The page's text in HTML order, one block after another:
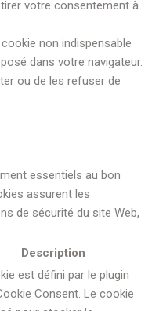
votre consentement à
non indispensable
dans votre navigateur.
ou de les refuser de
essentiels au bon
assurent les
de sécurité du site Web,
Description
est défini par le plugin
Consent. Le cookie